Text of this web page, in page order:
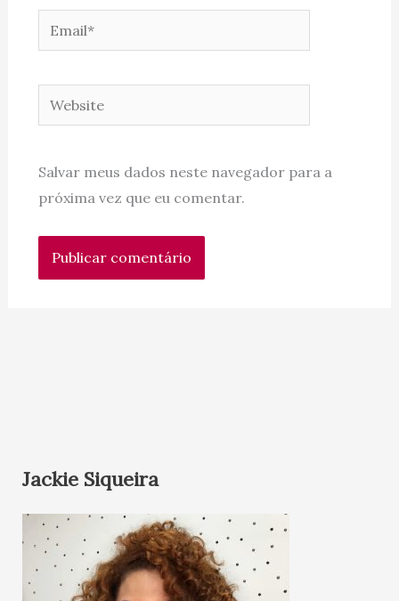
Email*
Website
Salvar meus dados neste navegador para a
próxima vez que eu comentar.
Jackie Siqueira